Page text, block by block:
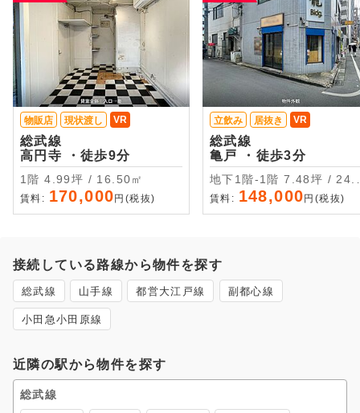
物販店 現状渡し VR
総武線
高円寺 ・徒歩9分
1階 4.99坪 / 16.50㎡
賃料: 170,000 円(税抜)
立飲み 居抜き VR
総武線
亀戸 ・徒歩3分
地下1階-1階 7.48坪 / 24.74
賃料: 148,000 円(税抜)
接続している路線から物件を探す
総武線 山手線 都営大江戸線 副都心線
小田急小田原線
近隣の駅から物件を探す
総武線